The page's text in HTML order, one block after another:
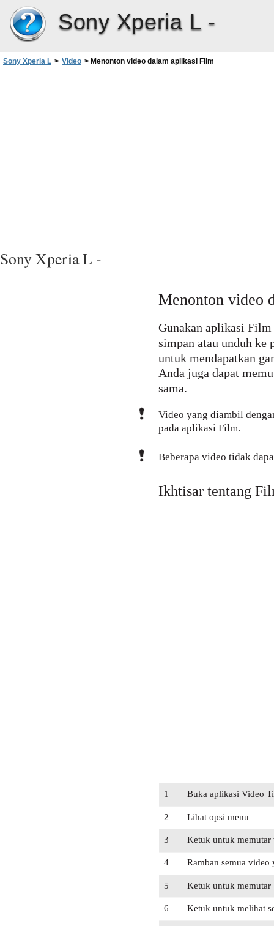
Sony Xperia L -
Sony Xperia L > Video > Menonton video dalam aplikasi Film
Sony Xperia L -
Menonton video
Gunakan aplikasi
simpan atau unduh ke
untuk mendapatkan
Anda juga dapat
sama.
Video yang diambil
pada aplikasi Film.
Beberapa video tidak
Ikhtisar tentang
1 Buka aplikasi Video
2 Lihat opsi menu
3 Ketuk untuk memutar
4 Ramban semua
5 Ketuk untuk memutar
6 Ketuk untuk melihat